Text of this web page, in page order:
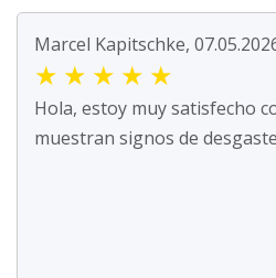
Marcel Kapitschke,
★ ★ ★ ★ ★
Hola, estoy muy satisfecho
muestran signos de